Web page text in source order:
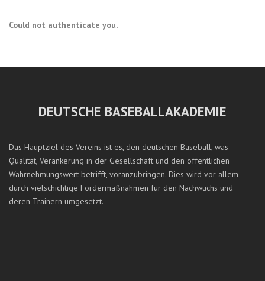
Could not authenticate you.
DEUTSCHE BASEBALLAKADEMIE
Das Hauptziel des Vereins ist es, den deutschen Baseball, was
Qualität, Verankerung in der Gesellschaft und den öffentlichen
Wahrnehmungswert betrifft, voranzubringen. Dies wird vor allem
durch vielschichtige Fördermaßnahmen für den Nachwuchs und
deren Trainern umgesetzt.